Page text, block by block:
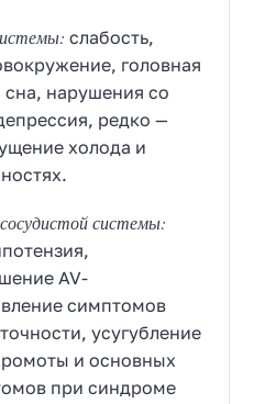
слабость,
головная
сна, нарушения со
редко —
холода и
системы:
AV-
симптомов
усугубление
и основных
при синдроме